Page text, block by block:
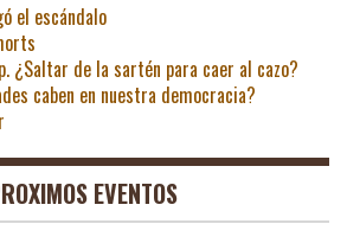
el escándalo
¿Saltar de la sartén para caer al cazo?
caben en nuestra democracia?
EVENTOS